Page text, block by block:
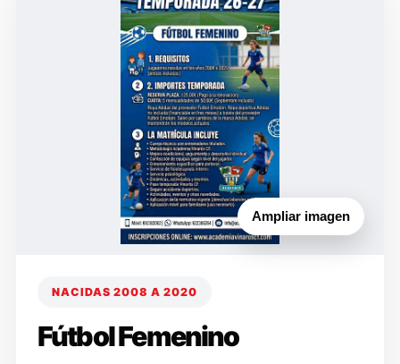
Ampliar imagen
NACIDAS 2008 A 2020
Fútbol Femenino